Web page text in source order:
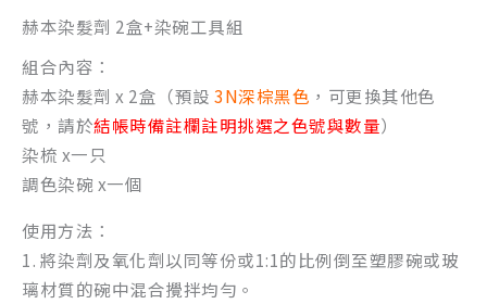
赫本染髮劑 2盒+染碗工具組
組合內容：
赫本染髮劑 x 2盒（預設 3N深棕黑色 ，可更換其他色
號，請於結帳時備註欄註明挑選之色號與數量）
染梳 x一只
調色染碗 x一個
使用方法：
1. 將染劑及氧化劑以同等份或1:1的比例倒至塑膠碗或玻
璃材質的碗中混合攪拌均勻。